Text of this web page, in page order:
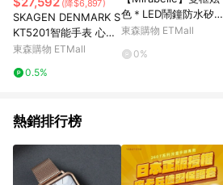
(降$6,897)
SKAGEN DENMARK S
KT5201智能手表 心率
GPS 手機通知 觸摸屏
東森購物 ETMall
0.5%
色＊LED鬧鐘防水矽膠
手錶/多色可選
東森購物 ETMall
0%
熱銷排行榜